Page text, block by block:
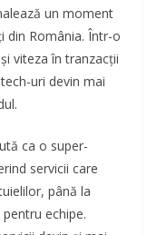
un moment
din România. Într-o
viteza în tranzacții
uri devin mai
ca o super-
servicii care
până la
echipe.